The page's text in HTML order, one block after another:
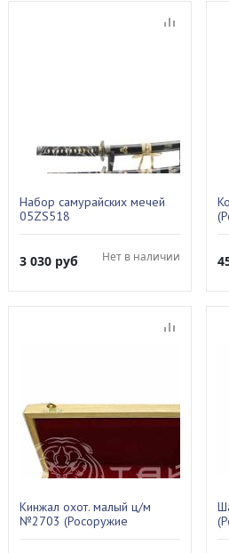
Набор самурайских мечей
05ZS518
3 030 руб Нет в наличии
Кинжал охот. малый ц/м
№2703 (Росоружие